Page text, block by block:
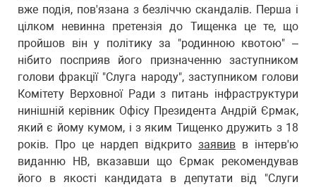
вже подія, пов'язана з безліччю скандалів. Перша і
цілком невинна претензія до Тищенка це те, що
пройшов він у політику за "родинною квотою" –
нібито посприяв його призначенню заступником
голови фракції "Слуга народу", заступником голови
Комітету Верховної Ради з питань інфраструктури
нинішній керівник Офісу Президента Андрій Єрмак,
який є йому кумом, і з яким Тищенко дружить з 18
років. Про це нардеп відкрито заявив в інтерв'ю
виданню НВ, вказавши що Єрмак рекомендував
його в якості кандидата в депутати від "Слуги